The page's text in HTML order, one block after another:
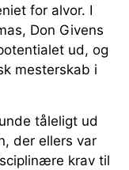
for alvor. I
Don Givens
ud, og
mesterskab i
tåleligt ud
der ellers var
krav til